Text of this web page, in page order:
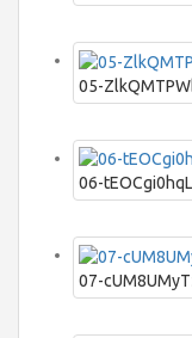
05-
06-
07-